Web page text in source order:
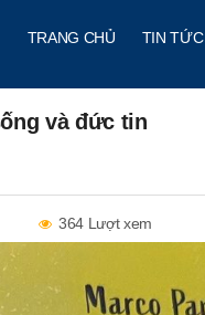
TRANG CHỦ TIN TỨC
và đức tin
364 Lượt xem